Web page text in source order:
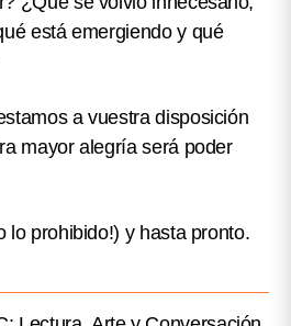
está emergiendo y qué
a vuestra disposición
mayor alegría será poder
lo prohibido!) y hasta pronto.